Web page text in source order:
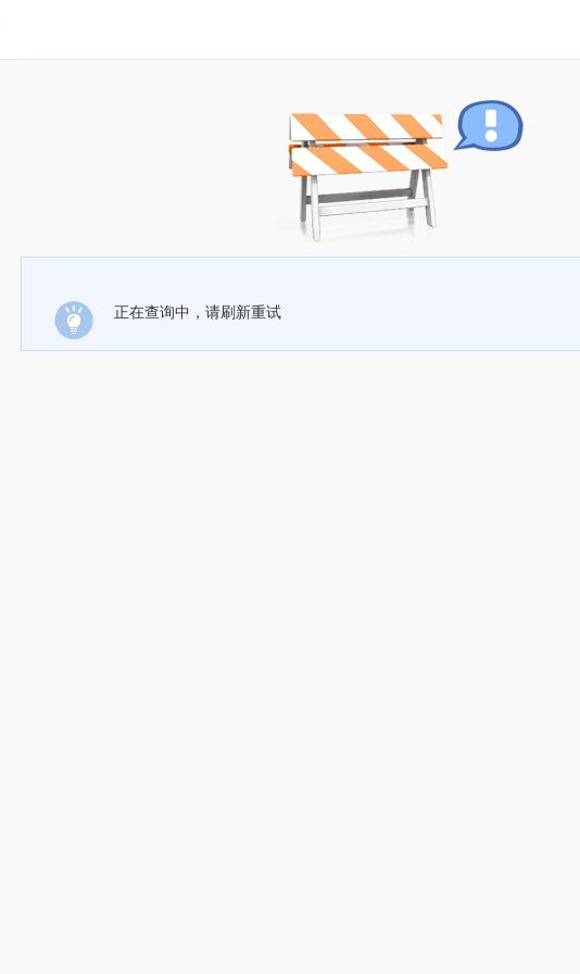
正在查询中，请刷新重试